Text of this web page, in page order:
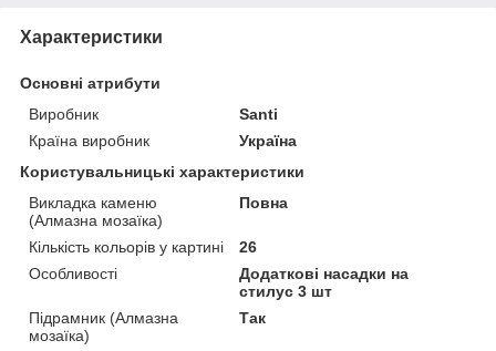
Характеристики
Основні атрибути
Виробник
Santi
Країна виробник
Україна
Користувальницькі характеристики
Викладка каменю
(Алмазна мозаїка)
Повна
Кількість кольорів у картині
26
Особливості
Додаткові насадки на
стилус 3 шт
Підрамник (Алмазна
мозаїка)
Так